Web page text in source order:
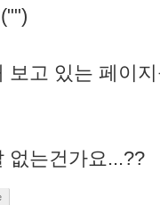
보고 있는 페이
없는건가요...??